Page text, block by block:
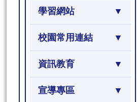
學習網站
校園常用連結
資訊教育
宣導專區